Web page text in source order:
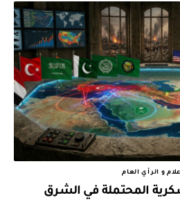
و الرأي العام
المحتملة في الشرق